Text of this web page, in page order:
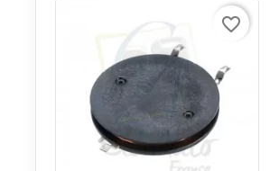
favorite_border